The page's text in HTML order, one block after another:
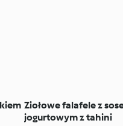
Ziołowe falafele z
jogurtowym z tahini